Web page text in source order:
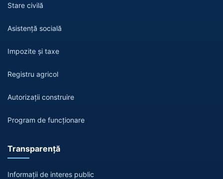
Stare civilă
Asistență socială
Impozite și taxe
Registru agricol
Autorizații construire
Program de funcționare
Transparență
Informații de interes public